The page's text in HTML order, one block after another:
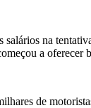
na
a oferecer
de